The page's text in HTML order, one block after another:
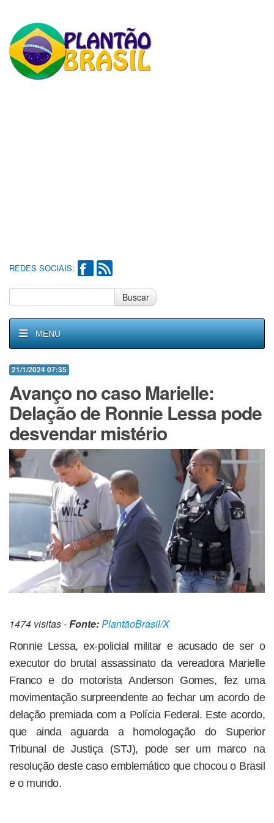
REDES SOCIAIS:
Buscar
MENU
21/1/2024 07:35
Avanço no caso Marielle:
Delação de Ronnie Lessa pode
desvendar mistério
1474 visitas -Fonte:PlantãoBrasil/X
Ronnie Lessa, ex-policial militar e acusado de ser o
executor do brutal assassinato da vereadora Marielle
Franco e do motorista Anderson Gomes, fez uma
movimentação surpreendente ao fechar um acordo de
delação premiada com a Polícia Federal. Este acordo,
que ainda aguarda a homologação do Superior
Tribunal de Justiça (STJ), pode ser um marco na
resolução deste caso emblemático que chocou o Brasil
e o mundo.